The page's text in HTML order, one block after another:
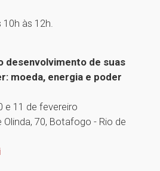
às 12h.
desenvolvimento de suas
moeda, energia e poder
e 11 de fevereiro
Olinda, 70, Botafogo - Rio de